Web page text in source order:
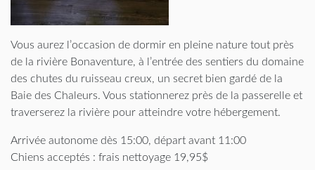
Vous aurez l’occasion de dormir en pleine nature tout près
de la rivière Bonaventure, à l’entrée des sentiers du domaine
des chutes du ruisseau creux, un secret bien gardé de la
Baie des Chaleurs. Vous stationnerez près de la passerelle et
traverserez la rivière pour atteindre votre hébergement.
Arrivée autonome dès 15:00, départ avant 11:00
Chiens acceptés : frais nettoyage 19,95$